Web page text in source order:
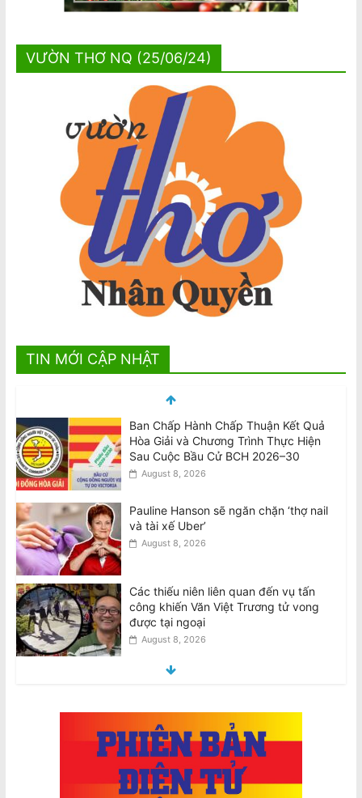
VƯỜN THƠ NQ (25/06/24)
TIN MỚI CẬP NHẬT
Pauline Hanson sẽ ngăn chặn ‘thợ nail
và tài xế Uber’
August 8, 2026
Các thiếu niên liên quan đến vụ tấn
công khiến Văn Việt Trương tử vong
được tại ngoại
Teens involved in fatal attack on Van
Viet Truong freed on bail
August 8, 2026
VIDEO: ATSB điều tra 2 máy bay
Thiên Nguyễn bị buộc tội giết phụ nữ
gốc Việt, ngáp trong phiên tòa
August 8, 2026